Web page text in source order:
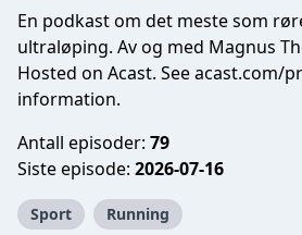
En podkast om det meste som
ultraløping. Av og med Magnus
Hosted on Acast. Seeacast.com/
information.
Antall episoder: 79
Siste episode: 2026-07-16
Sport Running